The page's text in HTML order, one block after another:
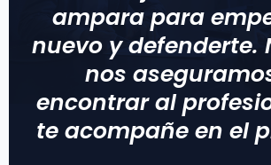
ampara para
nuevo y defenderte.
nos
encontrar al
te acompañe en el